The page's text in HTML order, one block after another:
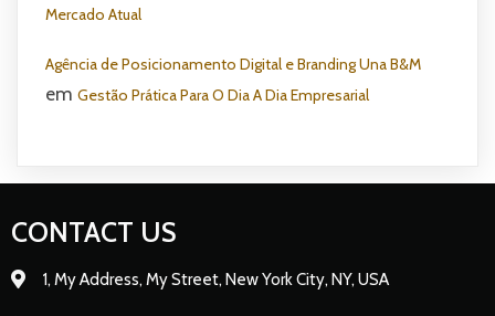
Mercado Atual
Agência de Posicionamento Digital e Branding Una B&M
em Gestão Prática Para O Dia A Dia Empresarial
CONTACT US
1, My Address, My Street, New York City, NY, USA